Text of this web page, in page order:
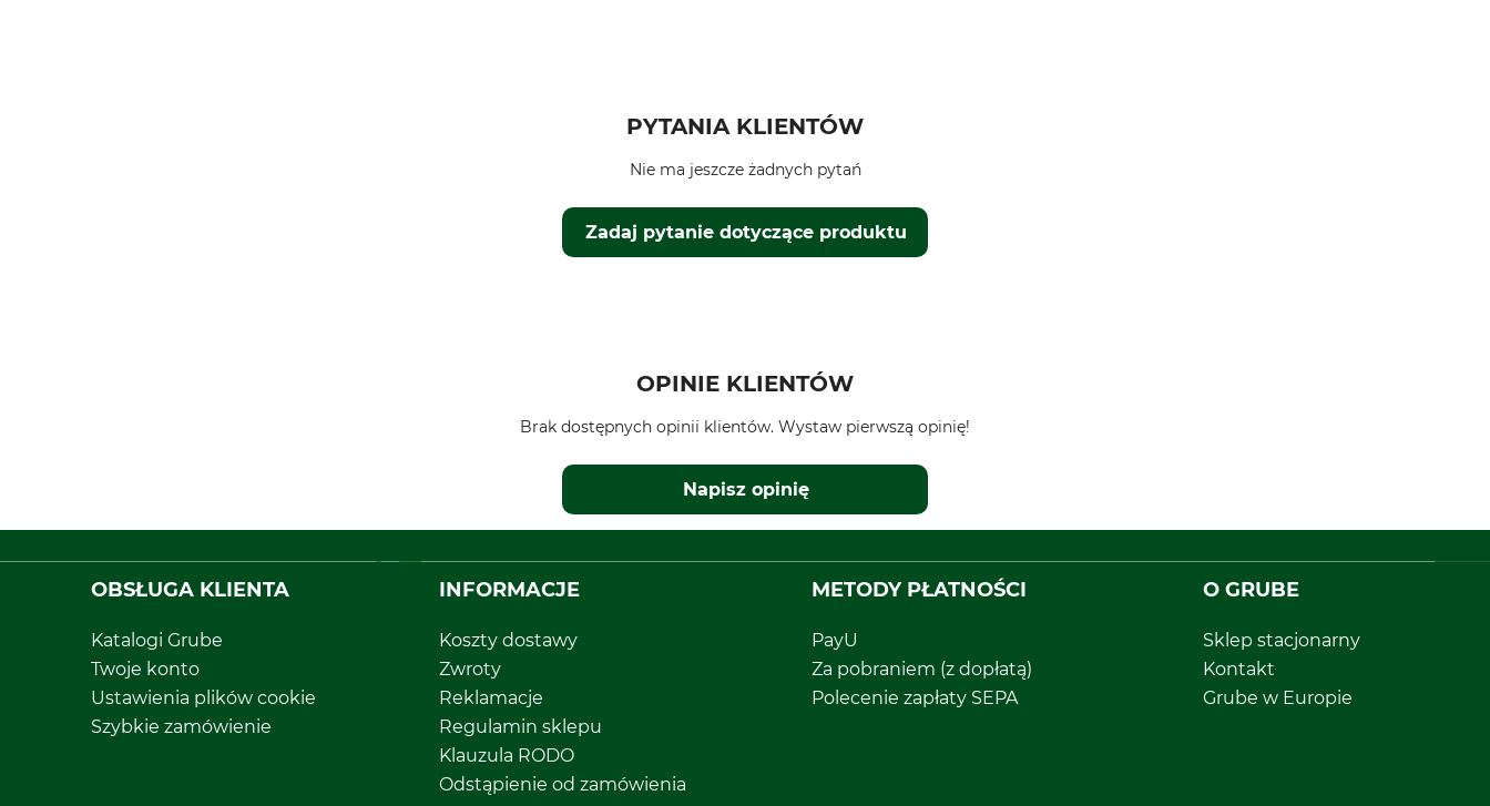
PYTANIA KLIENTÓW
Zadaj pytanie dotyczące produktu
Nie ma jeszcze żadnych pytań
OPINIE KLIENTÓW
Brak dostępnych opinii klientów. Wystaw pierwszą opinię!
Napisz opinię
OBSŁUGA KLIENTA
Katalogi Grube
Twoje konto
Ustawienia plików cookie
Szybkie zamówienie
INFORMACJE
Koszty dostawy
Zwroty
Reklamacje
Regulamin sklepu
Klauzula RODO
Odstąpienie od zamówienia
METODY PŁATNOŚCI
PayU
Za pobraniem (z dopłatą)
Polecenie zapłaty SEPA
O GRUBE
Sklep stacjonarny
Kontakt
Grube w Europie